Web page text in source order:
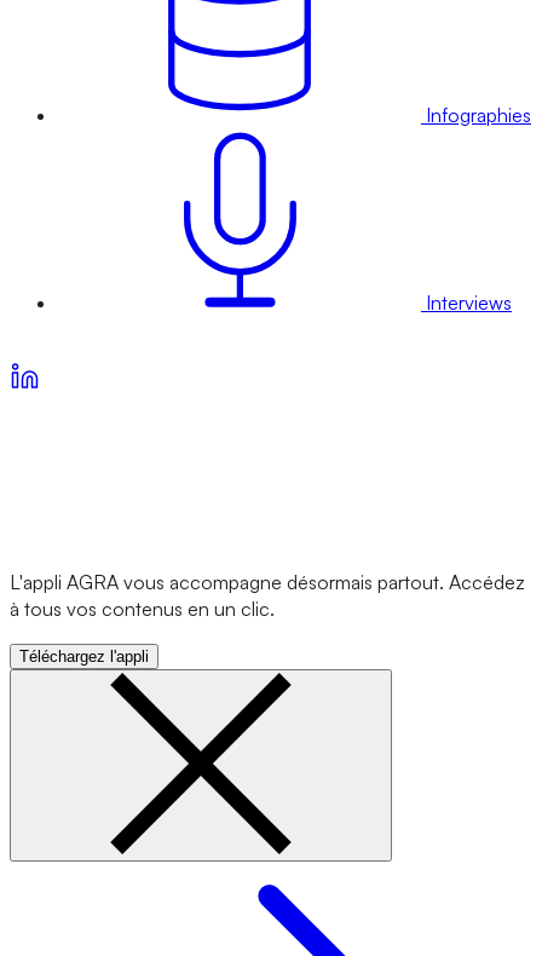
Infographies
Interviews
L'appli AGRA vous accompagne désormais partout. Accédez
à tous vos contenus en un clic.
Téléchargez l'appli